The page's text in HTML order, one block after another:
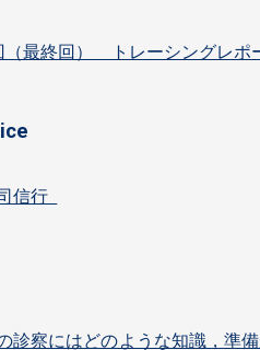
（最終回） トレーシングレポ
信行
診察にはどのような知識，準